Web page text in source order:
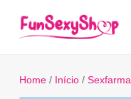
Home/ Início/ Sexfarma